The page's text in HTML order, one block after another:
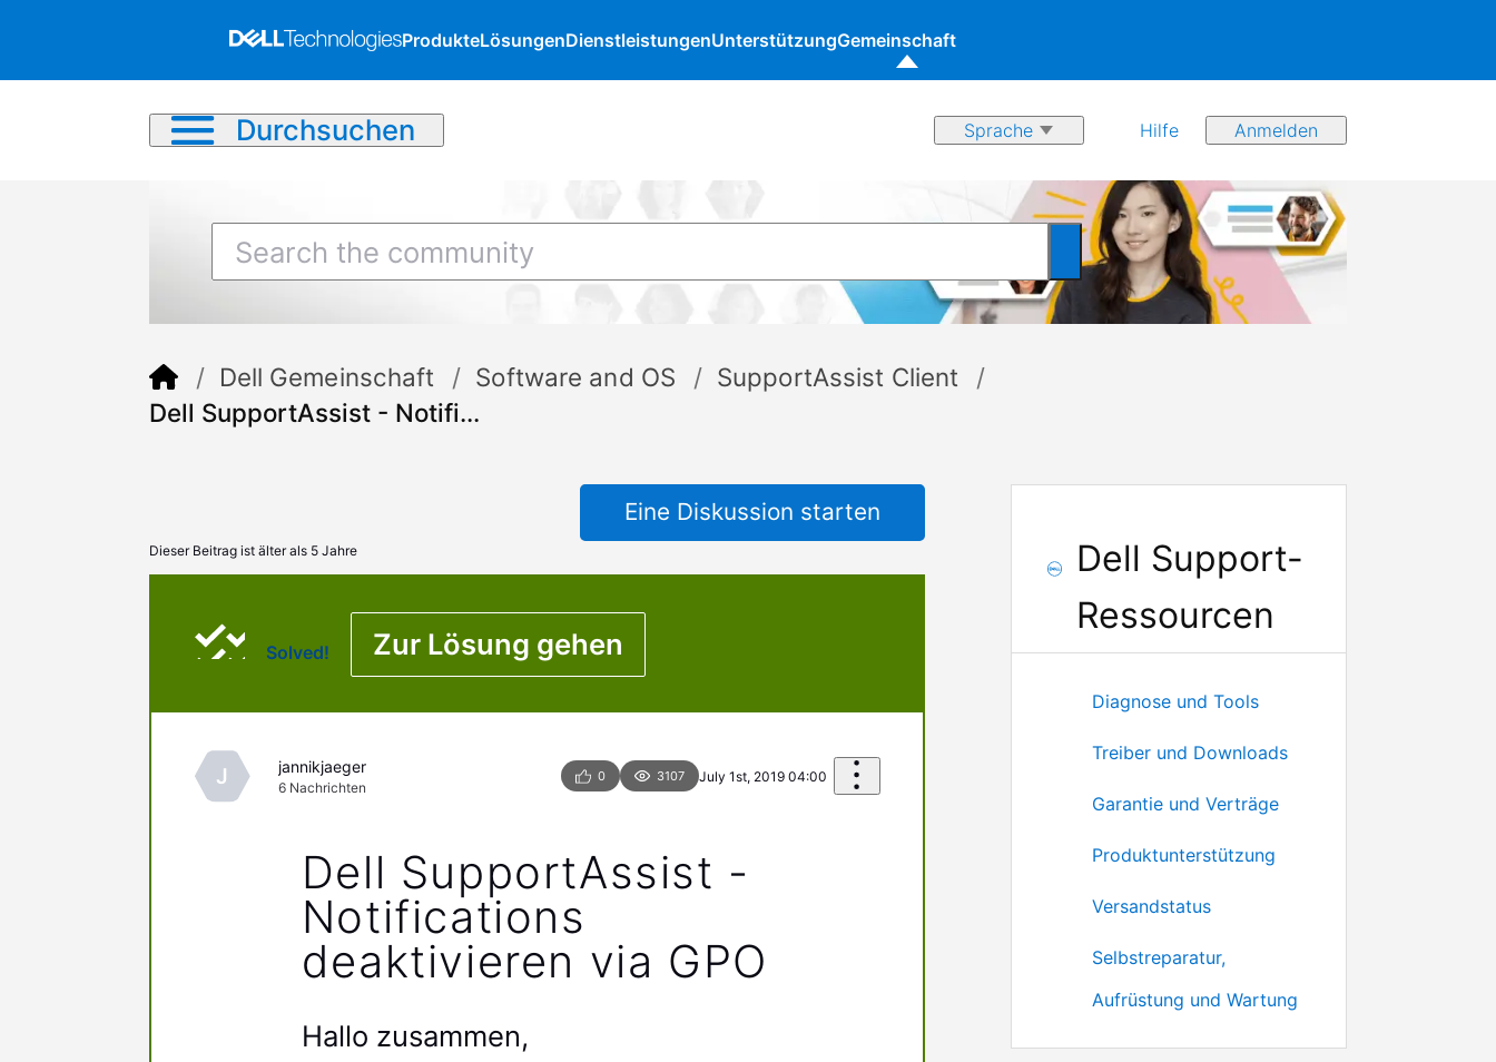
ProdukteLösungenDienstleistungenUnterstützungGemeinschaft
Durchsuchen Hilfe Anmelden
Dell Gemeinschaft Software and OS
SupportAssist Client
Dell SupportAssist - Notifi...
Eine Diskussion starten
Dieser Beitrag ist älter als 5 Jahre
Solved! Zur Lösung gehen
J jannikjaeger
6 Nachrichten
0 3107 July 1st, 2019 04:00
Dell SupportAssist -
Notifications
deaktivieren via GPO
Hallo zusammen,
Dell Support-
Ressourcen
Diagnose und Tools
Treiber und Downloads
Garantie und Verträge
Produktunterstützung
Versandstatus
Selbstreparatur,
Aufrüstung und Wartung